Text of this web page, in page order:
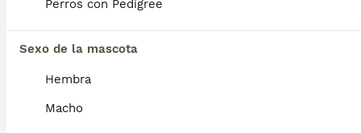
Perros con Pedigree
Sexo de la mascota
Hembra
Macho
Preguntas frecuentes
¿Cuánto cuesta un cachorro